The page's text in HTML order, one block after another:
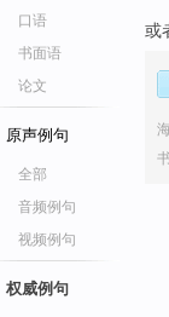
口语
书面语
论文
原声例句
全部
音频例句
视频例句
权威例句
或